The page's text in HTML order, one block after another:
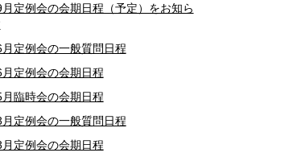
定例会の会期日程（予定）をお知ら
定例会の一般質問日程
定例会の会期日程
臨時会の会期日程
定例会の一般質問日程
定例会の会期日程